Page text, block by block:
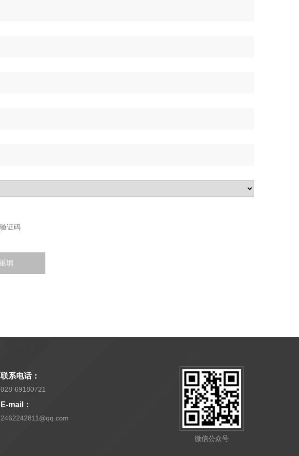
联系电话：
028-69180721
E-mail：
2462242811@qq.com
微信公众号